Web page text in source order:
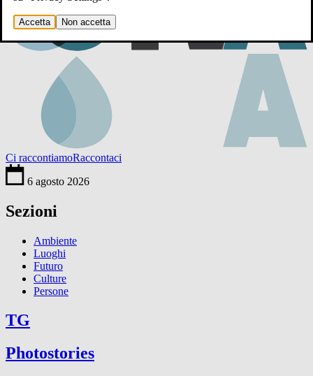
Ci raccontiamoRaccontaci
6 agosto 2026
Sezioni
Ambiente
Luoghi
Futuro
Culture
Persone
TG
Photostories
Accetta Non accetta